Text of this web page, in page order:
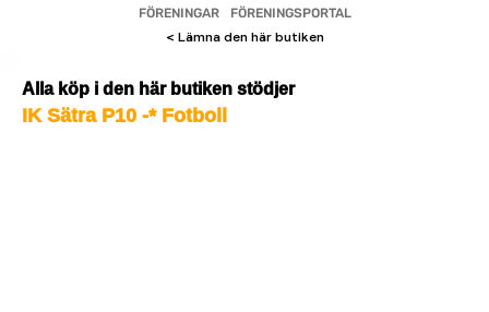
FÖRENINGAR
FÖRENINGSPORTAL
< Lämna den här butiken
Alla köp i den här butiken stödjer
IK Sätra P10 -* Fotboll